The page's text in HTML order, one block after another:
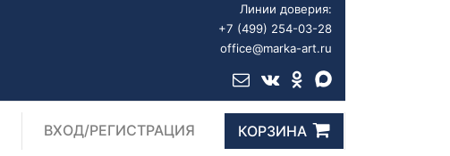
Линии доверия:
+7 (499) 254-03-28
office@marka-art.ru
ВХОД/РЕГИСТРАЦИЯ КОРЗИНА